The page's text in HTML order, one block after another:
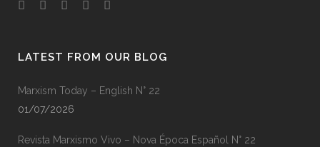
LATEST FROM OUR BLOG
Marxism Today – English N° 22
01/07/2026
Revista Marxismo Vivo – Nova Época Español N° 22